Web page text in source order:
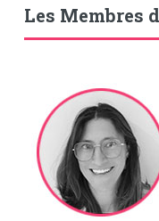
Les Membres